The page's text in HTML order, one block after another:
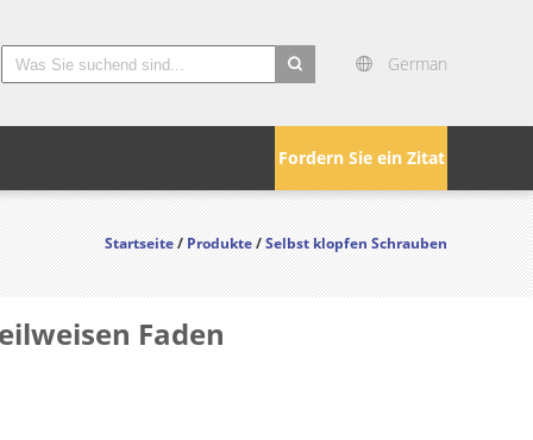
German
Fordern Sie ein Zitat
Startseite/Produkte/Selbst klopfen Schrauben
Faden